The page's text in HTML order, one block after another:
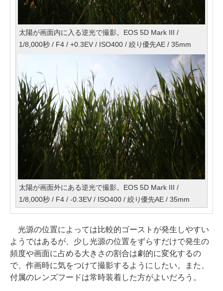
太陽が画面内に入る逆光で撮影。EOS 5D Mark III /
1/8,000秒 / F4 / +0.3EV / ISO400 / 絞り優先AE / 35mm
太陽が画面外にある逆光で撮影。EOS 5D Mark III /
1/8,000秒 / F4 / -0.3EV / ISO400 / 絞り優先AE / 35mm
光源の位置によっては比較的ゴーストが発生しやすい
ようではあるが、少し光源の位置をずらすだけで発生の
頻度や画面に占める大きさの割合は劇的に変化するの
で、作画時に気をつけて撮影するようにしたい。また、
付属のレンズフードは常時装着した方がよいだろう。